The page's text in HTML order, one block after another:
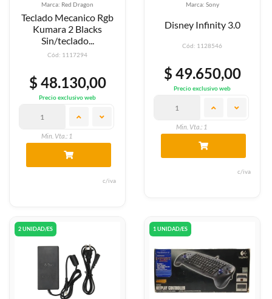
Marca: Red Dragon
Teclado Mecanico Rgb
Kumara 2 Blacks
Sin/teclado...
Cód: 1117294
$ 48.130,00
Precio exclusivo web
Min. Vta.: 1
c/iva
Marca: Sony
Disney Infinity 3.0
Cód: 1128546
$ 49.650,00
Precio exclusivo web
Min. Vta.: 1
c/iva
2 UNIDAD/ES 1 UNIDAD/ES